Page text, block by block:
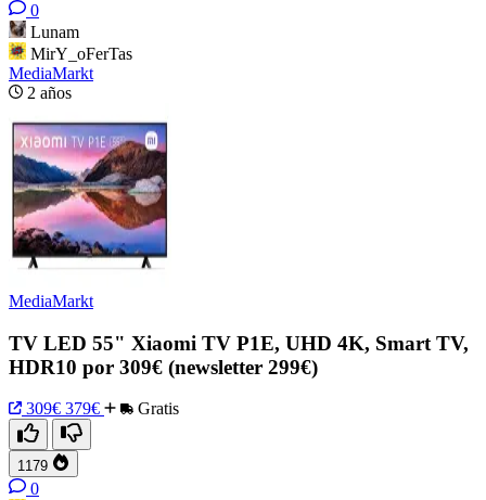
0
Lunam
MirY_oFerTas
MediaMarkt
2 años
MediaMarkt
TV LED 55" Xiaomi TV P1E, UHD 4K, Smart TV,
HDR10 por 309€ (newsletter 299€)
309€ 379€ Gratis
1179
0